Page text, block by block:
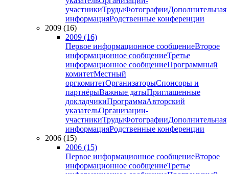
участникиТрудыФотографииДополнительная
информацияРодственные конференции
2009 (16)
2009 (16)
Первое информационное сообщениеВторое
информационное сообщениеТретье
информационное сообщениеПрограммный
комитетМестный
оргкомитетОрганизаторыСпонсоры и
партнёрыВажные датыПриглашенные
докладчикиПрограммаАвторский
указательОрганизации-
участникиТрудыФотографииДополнительная
информацияРодственные конференции
2006 (15)
2006 (15)
Первое информационное сообщениеВторое
информационное сообщениеТретье